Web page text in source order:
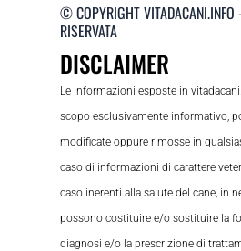
© COPYRIGHT VITADACANI.INFO
RISERVATA
DISCLAIMER
Le informazioni esposte in
scopo esclusivamente informativo,
modificate oppure rimosse in
caso di informazioni di carattere
caso inerenti alla salute del cane, in
possono costituire e/o sostituire la
diagnosi e/o la prescrizione di